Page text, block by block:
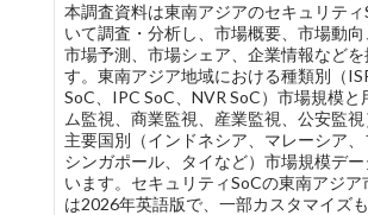
本調査資料は東南アジアのセキュリティ
いて調査・分析し、市場概要、市場動向
市場予測、市場シェア、企業情報などを
す。東南アジア地域における種類別（
SoC、IPC SoC、NVR SoC）市場規模と
ム監視、商業監視、産業監視、公安監視
主要国別（インドネシア、マレーシア、
シンガポール、タイなど）市場規模デ
います。セキュリティSoCの東南アジア
は2026年英語版で、一部カスタマイズも